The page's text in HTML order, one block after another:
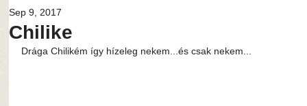
Chilike
Sep 9, 2017
Drága Chilikém így hízeleg nekem...és csak nekem...